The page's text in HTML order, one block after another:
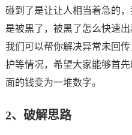
碰到了是让让人相当着急的
是被黑了，被黑了怎么快速
我们可以帮你解决异常未回
护等情况，希望大家能够首
面的钱变为一堆数字。
2、破解思路